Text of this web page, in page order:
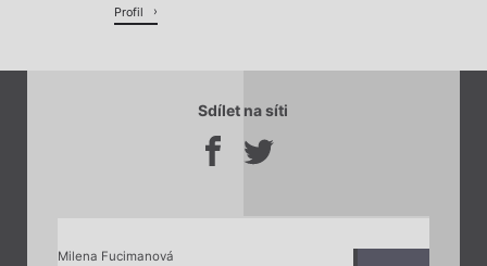
Profil
Sdílet na síti
Milena Fucimanová